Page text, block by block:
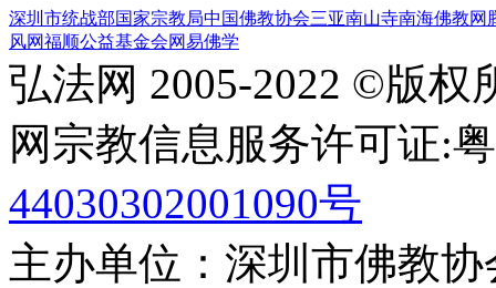
深圳市统战部国家宗教局中国佛教协会三亚南山寺南海佛教网
风网福顺公益基金会网易佛学
弘法网 2005-2022 ©版权
网宗教信息服务许可证:
44030302001090号
主办单位：深圳市佛教